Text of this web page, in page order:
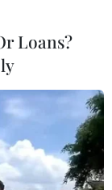
Nam
trận động
vực cách
Loans?